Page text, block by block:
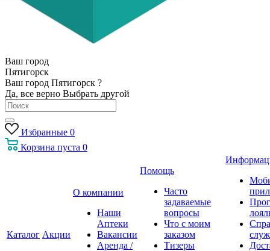
Ваш город
Пятигорск
Ваш город Пятигорск ?
Да, все верно Выбрать другой
Избранные 0
Корзина пуста 0
Каталог Акции
О компании
Наши
Аптеки
Вакансии
Аренда /
Помощь
Часто
задаваемые
вопросы
Что с моим
заказом
Тизеры